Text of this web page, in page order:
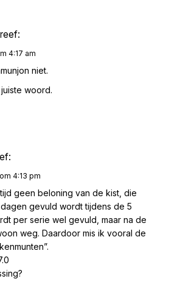
4:17 am
niet.
woord.
4:13 pm
geen beloning van de kist, die
gevuld wordt tijdens de 5
per serie wel gevuld, maar na de
weg. Daardoor mis ik vooral de